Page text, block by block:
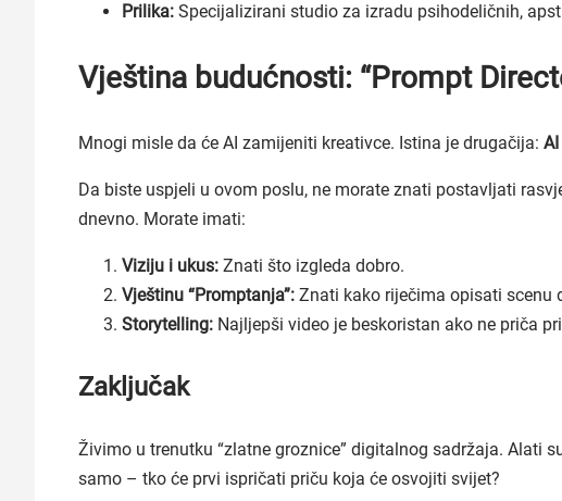
Prilika: Specijalizirani studio za izradu psihodeličnih,
Vještina budućnosti: “Prompt
Mnogi misle da će AI zamijeniti kreativce. Istina je drugačija:
Da biste uspjeli u ovom poslu, ne morate znati postavljati
dnevno. Morate imati:
Viziju i ukus: Znati što izgleda dobro.
Vještinu “Promptanja”: Znati kako riječima opisati scenu
Storytelling: Najljepši video je beskoristan ako ne priča
Zaključak
Živimo u trenutku “zlatne groznice” digitalnog sadržaja. Alati
samo – tko će prvi ispričati priču koja će osvojiti svijet?